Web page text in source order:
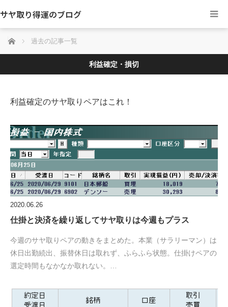
サヤ取り得運のブログ
ホーム 過去の記事一覧
利益確定・損切
利益確定のサヤ取りペアはこれ！
2020.06.26
仕掛と決済を繰り返してサヤ取りは今週もプラス
今週のサヤ取りペアの動きをまとめた。本業（サラリーマン）は
休日出勤続出、振替休日は取れず、ふらふら状態。仕掛けペアの
選定時間もなかなか取れない。…